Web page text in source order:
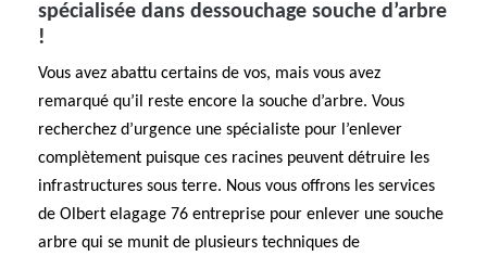
spécialisée dans dessouchage souche d’arbre
!
Vous avez abattu certains de vos, mais vous avez
remarqué qu’il reste encore la souche d’arbre. Vous
recherchez d’urgence une spécialiste pour l’enlever
complètement puisque ces racines peuvent détruire les
infrastructures sous terre. Nous vous offrons les services
de Olbert elagage 76 entreprise pour enlever une souche
arbre qui se munit de plusieurs techniques de